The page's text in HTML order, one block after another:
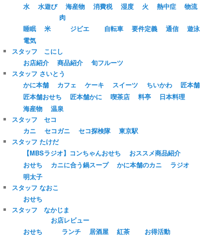
水
水遊び 海産物 消費税 湿度 火 熱中症 物流
睡眠 米
肉
ジビエ
自転車 要件定義 通信
遊泳
電気
スタッフ こにし
お店紹介
商品紹介
旬フルーツ
スタッフ さいとう
かに本舗
カフェ ケーキ スイーツ ちいかわ
匠本舗
匠本舗おせち
匠本舗かに 喫茶店 料亭
日本料理
海産物
温泉
スタッフ セコ
カニ
セコガニ セコ探検隊
東京駅
スタッフ たけだ
【MBSラジオ】コンちゃんおせち
おススメ商品紹介
おせち
カニに合う鍋スープ かに本舗のカニ
ラジオ
明太子
スタッフ なおこ
おせち
スタッフ なかじま
おせち
お店レビュー
ランチ
居酒屋 紅茶
お得活動